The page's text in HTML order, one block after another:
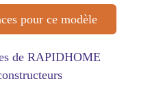
pour ce modèle
de RAPIDHOME